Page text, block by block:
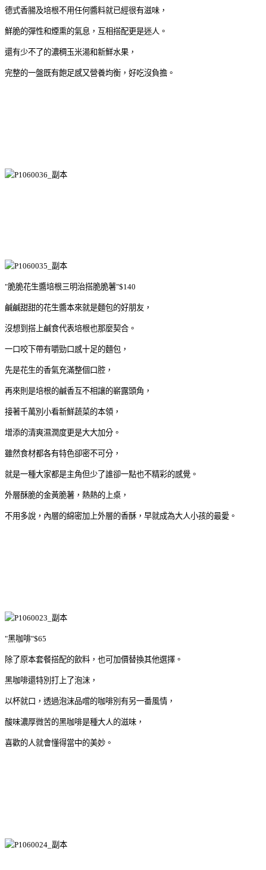
德式香腸及培根不用任何醬料就已經很有滋味，
鮮脆的彈性和煙熏的氣息，互相搭配更是迷人。
還有少不了的濃稠玉米湯和新鮮水果，
完整的一盤既有飽足感又營養均衡，好吃沒負擔。
"脆脆花生醬培根三明治搭脆脆薯"$140
鹹鹹甜甜的花生醬本來就是麵包的好朋友，
沒想到搭上鹹食代表培根也那麼契合。
一口咬下帶有嚼勁口感十足的麵包，
先是花生的香氣充滿整個口腔，
再來則是培根的鹹香互不相讓的嶄露頭角，
接著千萬別小看新鮮蔬菜的本領，
增添的清爽濕潤度更是大大加分。
雖然食材都各有特色卻密不可分，
就是一種大家都是主角但少了誰卻一點也不精彩的感覺。
外層酥脆的金黃脆薯，熱熱的上桌，
不用多說，內層的綿密加上外層的香酥，早就成為大人小孩的最愛。
"黑咖啡"$65
除了原本套餐搭配的飲料，也可加價替換其他選擇。
黑咖啡還特別打上了泡沫，
以杯就口，透過泡沫品嚐的咖啡別有另一番風情，
酸味濃厚微苦的黑咖啡是種大人的滋味，
喜歡的人就會懂得當中的美妙。